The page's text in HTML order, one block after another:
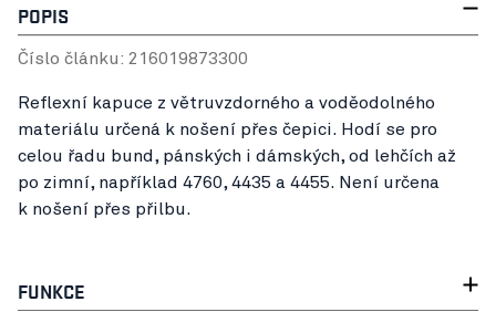
POPIS
Číslo článku: 216019873300
Reflexní kapuce z větruvzdorného a voděodolného
materiálu určená k nošení přes čepici. Hodí se pro
celou řadu bund, pánských i dámských, od lehčích až
po zimní, například 4760, 4435 a 4455. Není určena
k nošení přes přilbu.
FUNKCE